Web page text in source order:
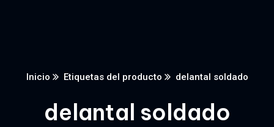
Inicio Etiquetas del producto delantal soldado
delantal soldado